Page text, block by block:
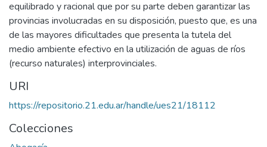
equilibrado y racional que por su parte deben garantizar las
provincias involucradas en su disposición, puesto que, es una
de las mayores dificultades que presenta la tutela del
medio ambiente efectivo en la utilización de aguas de ríos
(recurso naturales) interprovinciales.
URI
https://repositorio.21.edu.ar/handle/ues21/18112
Colecciones